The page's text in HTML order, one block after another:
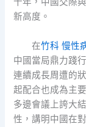
新高度。
在竹科 慢性
中國當局鼎力踐
連續成長周遭的
起配合也成為主
多邊會議上誇大
性，講明中國在